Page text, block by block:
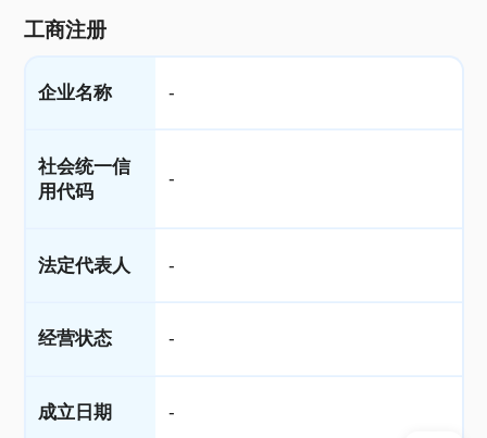
工商注册
企业名称 -
社会统一信
用代码
-
法定代表人 -
经营状态 -
成立日期 -